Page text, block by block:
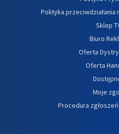
Polityka przeciwdziałania
Sklep
Biuro
Oferta
Oferta
Moje
Procedura